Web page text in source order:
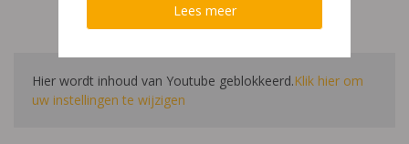
Hier wordt inhoud van Youtube geblokkeerd.Klik hier om
uw instellingen te wijzigen
Lees meer